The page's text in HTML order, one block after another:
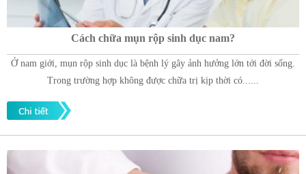
Cách chữa mụn rộp sinh dục nam?
Ở nam giới, mụn rộp sinh dục là bệnh lý gây ảnh hưởng lớn tới đời sống.
Trong trường hợp không được chữa trị kịp thời có......